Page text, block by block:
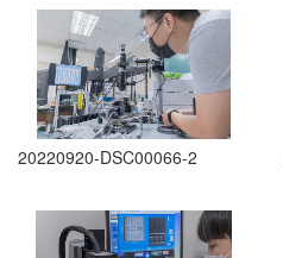
20220920-DSC00066-2